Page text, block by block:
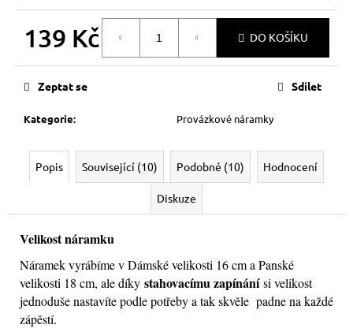
139 Kč DO KOŠÍKU
Kategorie: Provázkové náramky
Zeptat se Sdílet
Popis Související (10) Podobné (10) Hodnocení
Diskuze
Velikost náramku
Náramek vyrábíme v Dámské velikosti 16 cm a Panské
velikosti 18 cm, ale díky stahovacímu zapínánísi velikost
jednoduše nastavíte podle potřeby a tak skvěle padne na každé
zápěstí.
73
Původně:
Kč